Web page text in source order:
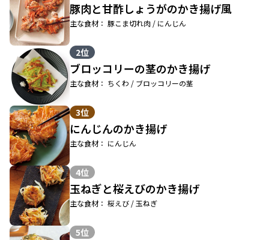
豚肉と甘酢しょうがのかき揚げ風
主な食材： 豚こま切れ肉 / にんじん
2位
ブロッコリーの茎のかき揚げ
主な食材： ちくわ / ブロッコリーの茎
3位
にんじんのかき揚げ
主な食材： にんじん
4位
玉ねぎと桜えびのかき揚げ
主な食材： 桜えび / 玉ねぎ
5位